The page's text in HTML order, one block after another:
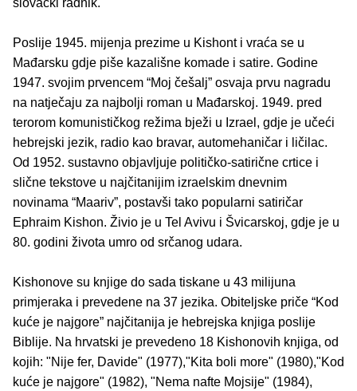
Poslije 1945. mijenja prezime u Kishont i vraća se u
Mađarsku gdje piše kazališne komade i satire. Godine
1947. svojim prvencem “Moj češalj” osvaja prvu nagradu
na natječaju za najbolji roman u Mađarskoj. 1949. pred
terorom komunističkog režima bježi u Izrael, gdje je učeći
hebrejski jezik, radio kao bravar, automehaničar i ličilac.
Od 1952. sustavno objavljuje političko-satirične crtice i
slične tekstove u najčitanijim izraelskim dnevnim
novinama “Maariv”, postavši tako popularni satiričar
Ephraim Kishon. Živio je u Tel Avivu i Švicarskoj, gdje je u
80. godini života umro od srčanog udara.
Kishonove su knjige do sada tiskane u 43 milijuna
primjeraka i prevedene na 37 jezika. Obiteljske priče “Kod
kuće je najgore” najčitanija je hebrejska knjiga poslije
Biblije. Na hrvatski je prevedeno 18 Kishonovih knjiga, od
kojih: "Nije fer, Davide" (1977),"Kita boli more" (1980),"Kod
kuće je najgore" (1982), "Nema nafte Mojsije" (1984),